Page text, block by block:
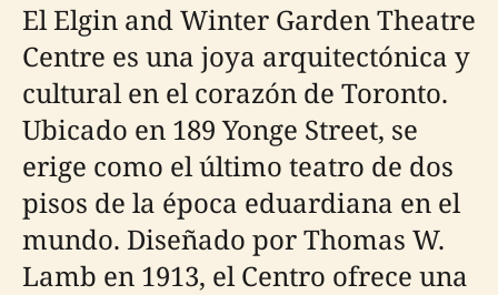
El Elgin and Winter Garden Theatre
Centre es una joya arquitectónica y
cultural en el corazón de Toronto.
Ubicado en 189 Yonge Street, se
erige como el último teatro de dos
pisos de la época eduardiana en el
mundo. Diseñado por Thomas W.
Lamb en 1913, el Centro ofrece una